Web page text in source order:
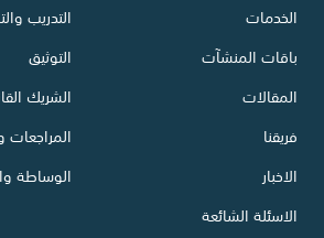
الخدمات
باقات المنشآت
المقالات
فريقنا
الاخبار
الاسئلة الشائعة
التدريب
التوثيق
الشريك
المراجعات
الوساطة